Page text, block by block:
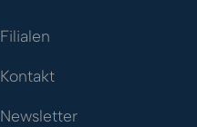
Filialen
Kontakt
Newsletter